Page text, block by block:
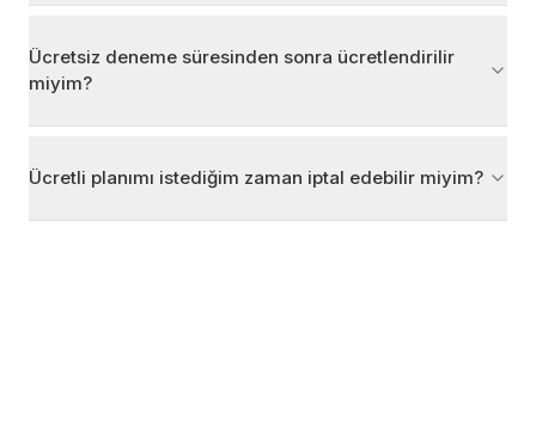
Ücretsiz deneme süresinden sonra ücretlendirilir
miyim?
Ücretli planımı istediğim zaman iptal edebilir miyim?